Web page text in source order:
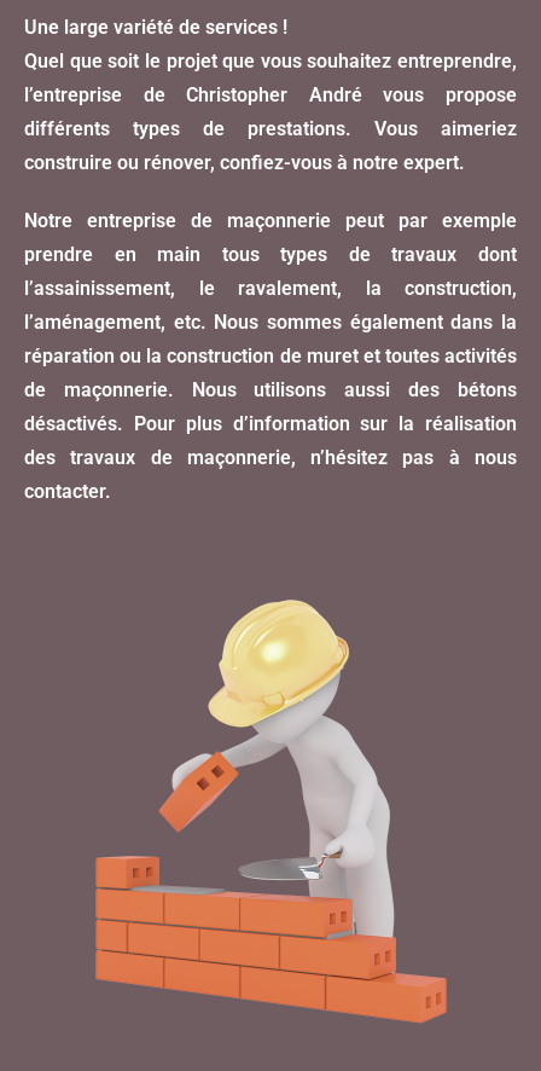
Une large variété de services !
Quel que soit le projet que vous souhaitez entreprendre,
l’entreprise de Christopher André vous propose
différents types de prestations. Vous aimeriez
construire ou rénover, confiez-vous à notre expert.
Notre entreprise de maçonnerie peut par exemple
prendre en main tous types de travaux dont
l’assainissement, le ravalement, la construction,
l’aménagement, etc. Nous sommes également dans la
réparation ou la construction de muret et toutes activités
de maçonnerie. Nous utilisons aussi des bétons
désactivés. Pour plus d’information sur la réalisation
des travaux de maçonnerie, n’hésitez pas à nous
contacter.